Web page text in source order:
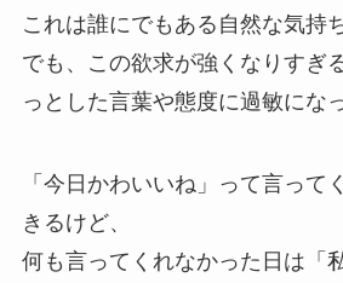
これは誰にでもある自然な気持
でも、この欲求が強くなりすぎ
っとした言葉や態度に過敏にな
「今日かわいいね」って言って
きるけど、
何も言ってくれなかった日は「